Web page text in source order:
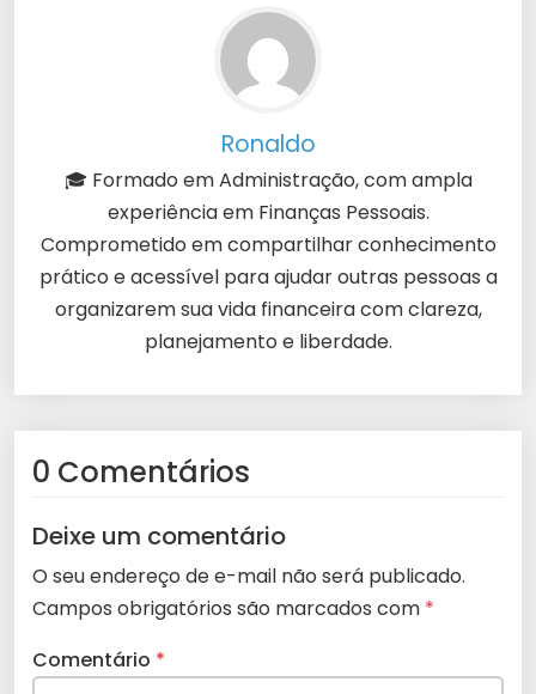
Ronaldo
🎓 Formado em Administração, com ampla
experiência em Finanças Pessoais.
Comprometido em compartilhar conhecimento
prático e acessível para ajudar outras pessoas a
organizarem sua vida financeira com clareza,
planejamento e liberdade.
0 Comentários
Deixe um comentário
O seu endereço de e-mail não será publicado.
Campos obrigatórios são marcados com *
Comentário *